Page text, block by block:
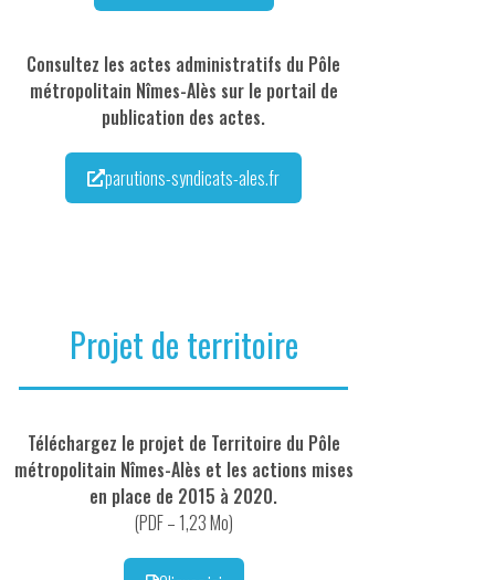
Consultez les actes administratifs du Pôle
métropolitain Nîmes-Alès sur le portail de
publication des actes.
parutions-syndicats-ales.fr
Projet de territoire
Téléchargez le projet de Territoire du Pôle
métropolitain Nîmes-Alès et les actions mises
en place de 2015 à 2020.
(PDF – 1,23 Mo)